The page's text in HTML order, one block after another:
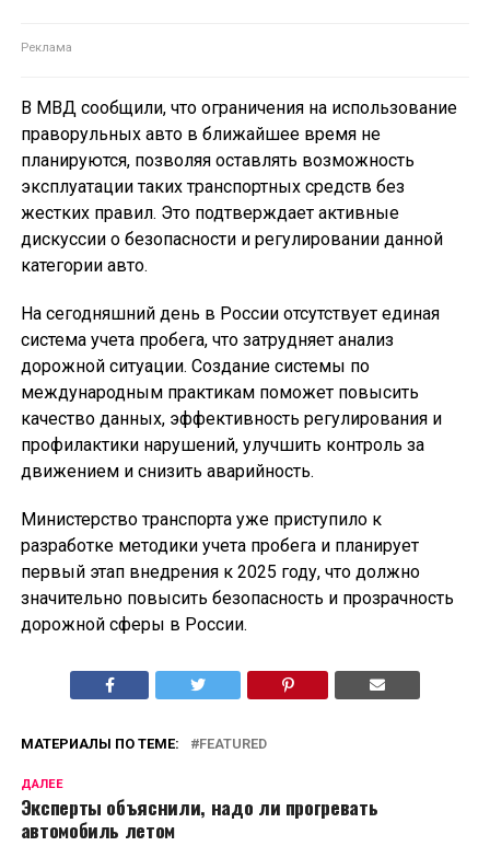
В МВД сообщили, что ограничения на использование
праворульных авто в ближайшее время не
планируются, позволяя оставлять возможность
эксплуатации таких транспортных средств без
жестких правил. Это подтверждает активные
дискуссии о безопасности и регулировании данной
категории авто.
На сегодняшний день в России отсутствует единая
система учета пробега, что затрудняет анализ
дорожной ситуации. Создание системы по
международным практикам поможет повысить
качество данных, эффективность регулирования и
профилактики нарушений, улучшить контроль за
движением и снизить аварийность.
Министерство транспорта уже приступило к
разработке методики учета пробега и планирует
первый этап внедрения к 2025 году, что должно
значительно повысить безопасность и прозрачность
дорожной сферы в России.
МАТЕРИАЛЫ ПО ТЕМЕ: FEATURED
ДАЛЕЕ
Эксперты объяснили, надо ли прогревать
автомобиль летом